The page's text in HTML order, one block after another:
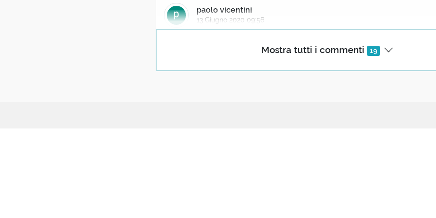
Mostra tutti i commenti 19
paolo vicentini
13 Giugno 2020 09:56
significati religiosi dell'antica Grecia, nonché il riferimento alla "cima" e ai